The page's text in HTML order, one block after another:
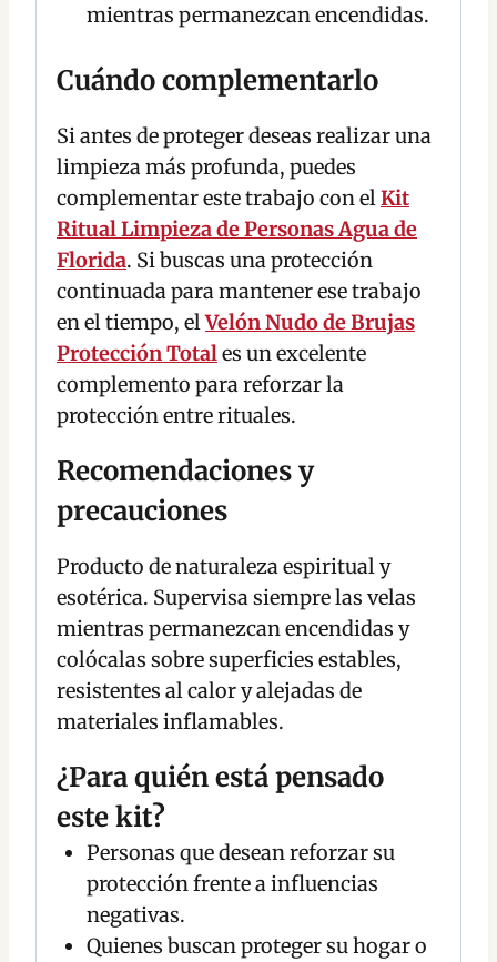
mientras permanezcan encendidas.
Cuándo complementarlo
Si antes de proteger deseas realizar una
limpieza más profunda, puedes
complementar este trabajo con el Kit
Ritual Limpieza de Personas Agua de
Florida. Si buscas una protección
continuada para mantener ese trabajo
en el tiempo, elVelón Nudo de Brujas
Protección Total es un excelente
complemento para reforzar la
protección entre rituales.
Recomendaciones y
precauciones
Producto de naturaleza espiritual y
esotérica. Supervisa siempre las velas
mientras permanezcan encendidas y
colócalas sobre superficies estables,
resistentes al calor y alejadas de
materiales inflamables.
¿Para quién está pensado
este kit?
Personas que desean reforzar su
protección frente a influencias
negativas.
Quienes buscan proteger su hogar o